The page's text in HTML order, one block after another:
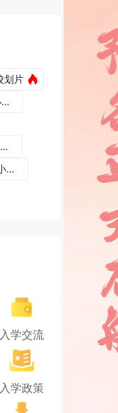
划片
2026年北京幼升小入学政策
2027年北京六年一学位政策
2027年北京幼升小入学政策
入学交流
入学政策